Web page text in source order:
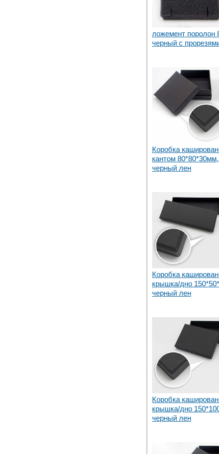
ложемент поролон
черный с
Коробка
кантом
черный лен
Коробка
крышка/дно
черный лен
Коробка
крышка/дно
черный лен